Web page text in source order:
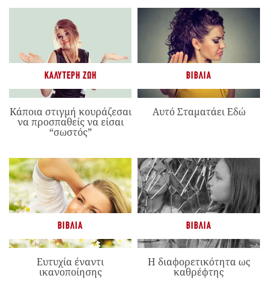
ΚΑΛΎΤΕΡΗ ΖΩΉ
Κάποια στιγμή κουράζεσαι
να προσπαθείς να είσαι
“σωστός”
ΒΙΒΛΊΑ
Αυτό Σταματάει Εδώ
ΒΙΒΛΊΑ
Ευτυχία έναντι
ικανοποίησης
ΒΙΒΛΊΑ
Η διαφορετικότητα ως
καθρέφτης